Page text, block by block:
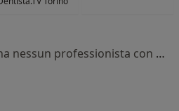
Questo centro non ha nessun professionista con date disponibili